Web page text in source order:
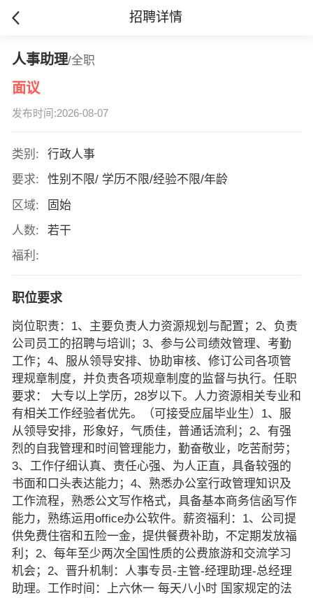
招聘详情
人事助理/全职
面议
发布时间:2026-08-07
类别:
行政人事
要求:
性别不限/ 学历不限/经验不限/年龄
区域:
固始
人数:
若干
福利:
职位要求
岗位职责：1、主要负责人力资源规划与配置；2、负责
公司员工的招聘与培训；3、参与公司绩效管理、考勤
工作；4、服从领导安排、协助审核、修订公司各项管
理规章制度，并负责各项规章制度的监督与执行。任职
要求： 大专以上学历，28岁以下。人力资源相关专业和
有相关工作经验者优先。（可接受应届毕业生）1、服
从领导安排，形象好，气质佳，普通话流利；2、有强
烈的自我管理和时间管理能力，勤奋敬业，吃苦耐劳；
3、工作仔细认真、责任心强、为人正直，具备较强的
书面和口头表达能力；4、熟悉办公室行政管理知识及
工作流程，熟悉公文写作格式，具备基本商务信函写作
能力，熟练运用office办公软件。薪资福利：1、公司提
供免费住宿和五险一金，提供餐费补助，不定期发放福
利；2、每年至少两次全国性质的公费旅游和交流学习
机会；2、晋升机制：人事专员-主管-经理助理-总经理
助理。工作时间：上六休一 每天八小时 国家规定的法